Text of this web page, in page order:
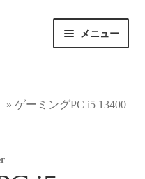
メニュー
» ゲーミングPC i5 13400